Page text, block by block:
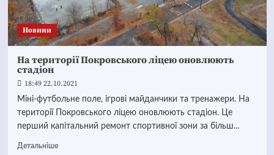
Новини
На території Покровського ліцею оновлюють
стадіон
18:49 22.10.2021
Міні-футбольне поле, ігрові майданчики та тренажери. На
території Покровського ліцею оновлюють стадіон. Це
перший капітальний ремонт спортивної зони за більш...
Детальніше